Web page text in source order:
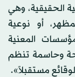
الحقيقية، وهي
أو نوعية
المعنية
وحاسمة تنظم
مستقبلاً».